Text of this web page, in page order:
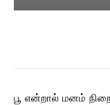
பூ என்றால் மனம்